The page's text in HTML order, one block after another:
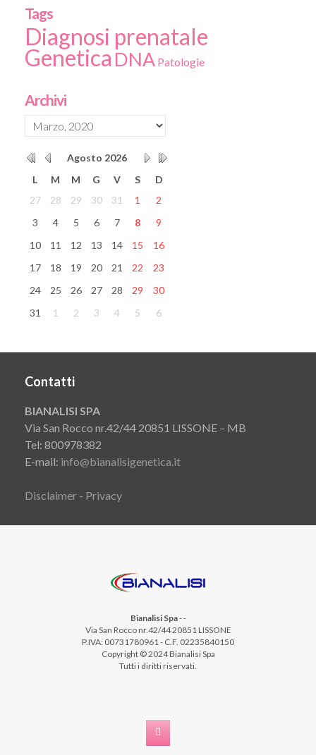
Tags
Diagnosi prenatale
Genetica DNA Patologie
Archivi
Agosto 2026
L
M M G V S
D
27
28 29 30 31 1
2
3
4 5 6 7 8
9
10
11 12 13 14 15
16
17
18 19 20 21 22
23
24
25 26 27 28 29
30
31
1 2 3 4 5 6
Contatti
BIANALISI SPA
Via San Rocco nr.42/44 20851 LISSONE – MB
Tel: 800978382
E-mail: info@bianalisigenetica.it
Disclaimer - Privacy
Bianalisi Spa--
Via San Rocco nr.42/44 20851 LISSONE
P.IVA: 00731780961 - C.F. 02235840150
Copyright © 2024 Bianalisi Spa
Tutti i diritti riservati.